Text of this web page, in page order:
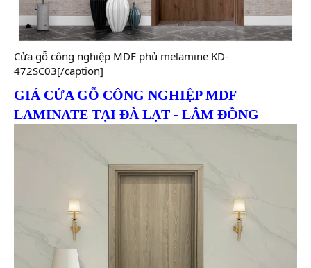
Cửa gỗ công nghiệp MDF phủ melamine KD-
472SC03[/caption]
GIÁ CỬA GỖ CÔNG NGHIỆP MDF
LAMINATE TẠI ĐÀ LẠT - LÂM ĐỒNG